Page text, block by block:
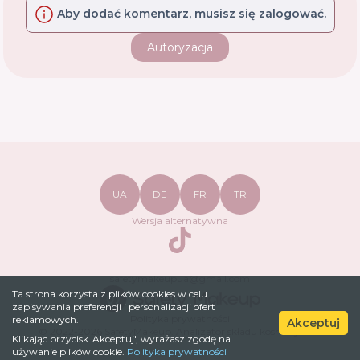
Ta strona korzysta z plików cookies w celu
zapisywania preferencji i personalizacji ofert
reklamowych.
Klikając przycisk 'Akceptuj', wyrażasz zgodę na
używanie plików cookie. Polityka prywatności
Akceptuj
Aby dodać komentarz, musisz się zalogować.
Autoryzacja
Analizator składu kosmetyków
UA DE FR TR
Wersja alternatywna
TikTok
safetymakeupua@gmail.com